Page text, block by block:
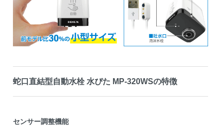
蛇口直結型自動水栓 水ぴた MP-320WSの特徴
センサー調整機能